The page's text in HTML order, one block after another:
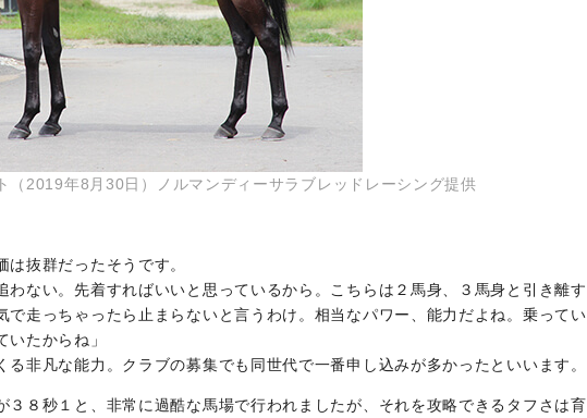
（2019年8月30日）ノルマンディーサラブレッドレーシング提供
抜群だったそうです。
わない。先着すればいいと思っているから。こちらは２馬身、３馬身と引き離す
で走っちゃったら止まらないと言うわけ。相当なパワー、能力だよね。乗ってい
いたからね」
る非凡な能力。クラブの募集でも同世代で一番申し込みが多かったといいます。
３８秒１と、非常に過酷な馬場で行われましたが、それを攻略できるタフさは育